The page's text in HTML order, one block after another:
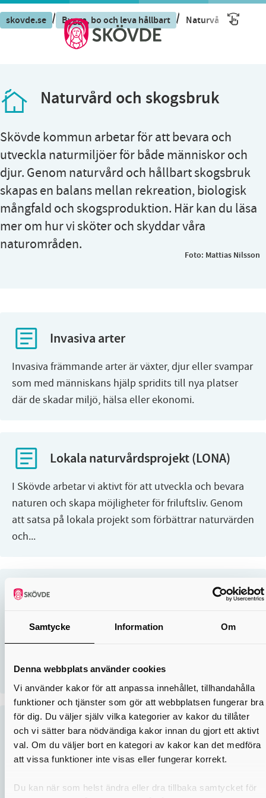
Samtycke Information Om
Denna webbplats använder cookies
Vi använder kakor för att anpassa innehållet, tillhandahålla
funktioner och tjänster som gör att webbplatsen fungerar bra
för dig. Du väljer själv vilka kategorier av kakor du tillåter
och vi sätter bara nödvändiga kakor innan du gjort ett aktivt
val. Om du väljer bort en kategori av kakor kan det medföra
att vissa funktioner inte visas eller fungerar korrekt.
Du kan när som helst ändra eller dra tillbaka samtycket för
skovde.se / Bygga, bo och leva hållbart / Naturvård och
Naturvård och skogsbruk
Skövde kommun arbetar för att bevara och
utveckla naturmiljöer för både människor och
djur. Genom naturvård och hållbart skogsbruk
skapas en balans mellan rekreation, biologisk
mångfald och skogsproduktion. Här kan du läsa
mer om hur vi sköter och skyddar våra
naturområden.
Foto: Mattias Nilsson
Invasiva arter
Invasiva främmande arter är växter, djur eller svampar
som med människans hjälp spridits till nya platser
där de skadar miljö, hälsa eller ekonomi.
Lokala naturvårdsprojekt (LONA)
I Skövde arbetar vi aktivt för att utveckla och bevara
naturen och skapa möjligheter för friluftsliv. Genom
att satsa på lokala projekt som förbättrar naturvärden
och...
Skövde kommun äger omkring 2000 hektar produktiv
skog som utgör en värdefull resurs för både miljön
utanför detaljplanerade...
Viktiga naturtyper
Skövde kommun är rik på olika naturtyper som bidrar
karaktär. Här är en översikt över några av de mest